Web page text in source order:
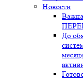
Новости
До